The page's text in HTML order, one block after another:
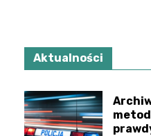
Aktualności